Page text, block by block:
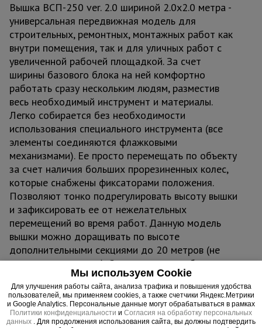
Вышка ВСП-250 ver. 2.0 шириной 2.0х2.0 метра -
универсальная передвижная модель для
строительных, ремонтных, монтажных работ как
внутри помещения, так и для уличных работ с
увеличенной рабочей площадкой. За счет
ширины базового блока на ней комфортно
работать сразу нескольким людям, разместив
весь необходимый инструмент и материалы.
Легко собирается без необходимости
использования специального инструмента (все
элементы соединяются флажковыми
механизмами). Ее просто перемещать по объекту
за счет наличия больших прорезиненных колес,
которые снабжены фиксаторами положения.
Позволяют тонко подрегулировать высоту вышки
и зафиксировать ее от нежелательных
перемещений во время работ. Данную модель
вышки можно доращивать по высоте
дополнительными секциями до 20 метров (не
входят в стоимость). Секции вышки снабжены
диагональными металлическими стяжками. Они
обеспечивают дополнительную устойчивость при
резких порывах ветра. Настил изготовлен из
фанеры толщиной 10 мм, состоит из четырех
Мы используем Cookie
Для улучшения работы сайта, анализа трафика и повышения удобства
пользователей, мы применяем cookies, а также счетчики Яндекс.Метрики
и Google Analytics. Персональные данные могут обрабатываться в рамках
Политики конфиденциальности и Согласия на обработку персональных
данных
. Для продолжения использования сайта, вы должны подтвердить